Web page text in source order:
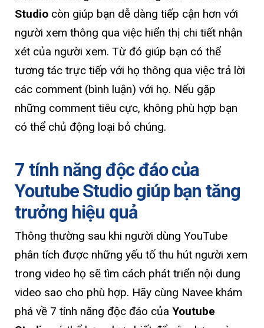
Studio còn giúp bạn dễ dàng tiếp cận hơn với
người xem thông qua việc hiển thị chi tiết nhận
xét của người xem. Từ đó giúp bạn có thể
tương tác trực tiếp với họ thông qua việc trả lời
các comment (bình luận) với họ. Nếu gặp
những comment tiêu cực, không phù hợp bạn
có thể chủ động loại bỏ chúng.
7 tính năng độc đáo của
Youtube Studio giúp bạn tăng
trưởng hiệu quả
Thông thường sau khi người dùng YouTube
phân tích được những yếu tố thu hút người xem
trong video họ sẽ tìm cách phát triển nội dung
video sao cho phù hợp. Hãy cùng Navee khám
phá về 7 tính năng độc đáo của Youtube